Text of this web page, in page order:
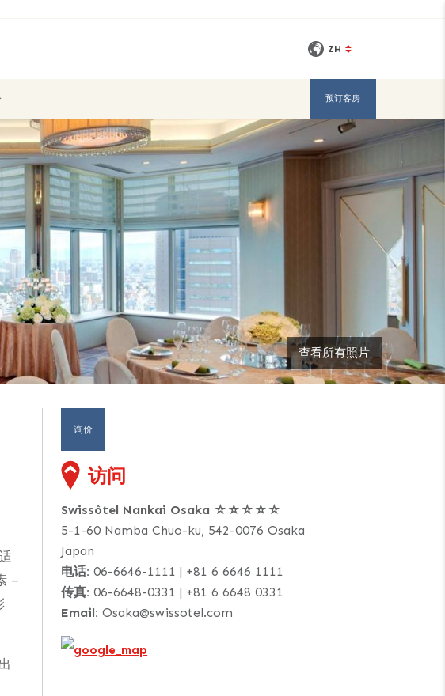
ZH
预订客房
查看所有照片
–
询价
访问
Swissôtel Nankai Osaka ☆☆☆☆☆
5-1-60 Namba Chuo-ku, 542-0076 Osaka
Japan
电话: 06-6646-1111 | +81 6 6646 1111
传真: 06-6648-0331 | +81 6 6648 0331
Email: Osaka@swissotel.com